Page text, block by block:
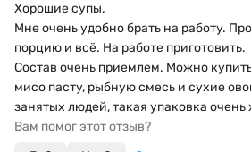
Хорошие супы.
Мне очень удобно брать на работу.
порцию и всё. На работе приготовить.
Состав очень приемлем. Можно
мисо пасту, рыбную смесь и сухие
занятых людей, такая упаковка очень
Вам помог этот отзыв?